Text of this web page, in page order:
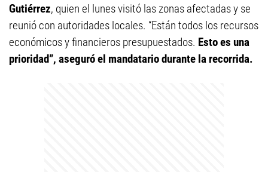
Gutiérrez, quien el lunes visitó las zonas afectadas y se
reunió con autoridades locales. “Están todos los recursos
económicos y financieros presupuestados. Esto es una
prioridad”, aseguró el mandatario durante la recorrida.